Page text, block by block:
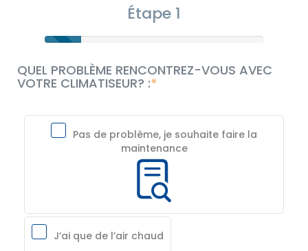
Étape 1
QUEL PROBLÈME RENCONTREZ-VOUS AVEC
VOTRE CLIMATISEUR? :
Pas de problème, je souhaite faire la
maintenance
J’ai que de l’air chaud